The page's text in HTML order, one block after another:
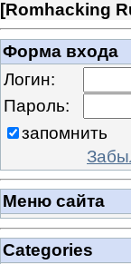
[Romhacking
Форма входа
Логин:
Пароль:
запомнить
Меню сайта
Categories